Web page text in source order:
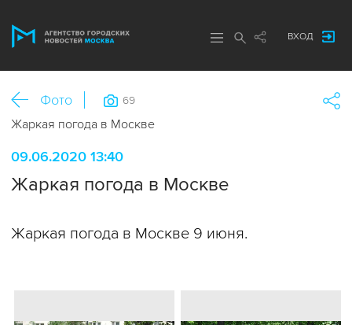
ВХОД
Фото
Жаркая погода в Москве
69
09.06.2020 13:40
Жаркая погода в Москве
Жаркая погода в Москве 9 июня.